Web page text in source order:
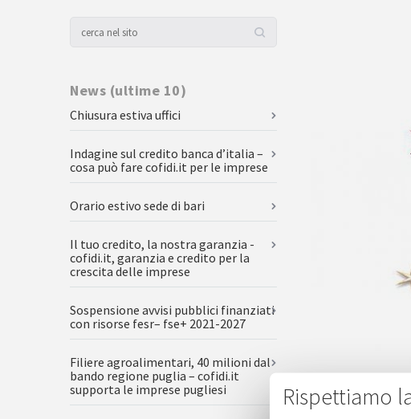
News (ultime 10)
Chiusura estiva uffici
Indagine sul credito banca d’italia –
cosa può fare cofidi.it per le imprese
Orario estivo sede di bari
Il tuo credito, la nostra garanzia -
cofidi.it, garanzia e credito per la
crescita delle imprese
Sospensione avvisi pubblici finanziati
con risorse fesr– fse+ 2021-2027
Filiere agroalimentari, 40 milioni dal
bando regione puglia – cofidi.it
supporta le imprese pugliesi
Rispettiamo